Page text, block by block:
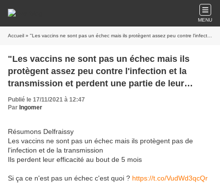
MENU
Accueil » "Les vaccins ne sont pas un échec mais ils protègent assez peu contre l'infection et la transmission et perdent une partie de leur efficacité après 5 à 6 mois", selon Jean-François Delfraissy
"Les vaccins ne sont pas un échec mais ils
protègent assez peu contre l'infection et la
transmission et perdent une partie de leur
efficacité après 5 à 6 mois", selon Jean-François
Delfraissy
Publié le 17/11/2021 à 12:47
Par Ingomer
Résumons Delfraissy
Les vaccins ne sont pas un échec mais ils protègent pas de
l'infection et de la transmission
Ils perdent leur efficacité au bout de 5 mois
Si ça ce n'est pas un échec c'est quoi ? https://t.co/VudWd3qcQr